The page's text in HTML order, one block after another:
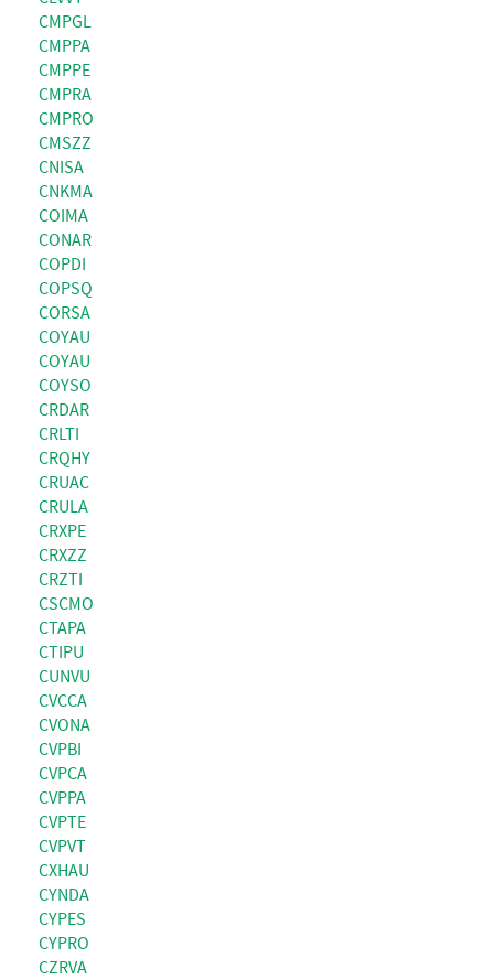
CMPGL
CMPPA
CMPPE
CMPRA
CMPRO
CMSZZ
CNISA
CNKMA
COIMA
CONAR
COPDI
COPSQ
CORSA
COYAU
COYAU
COYSO
CRDAR
CRLTI
CRQHY
CRUAC
CRULA
CRXPE
CRXZZ
CRZTI
CSCMO
CTAPA
CTIPU
CUNVU
CVCCA
CVONA
CVPBI
CVPCA
CVPPA
CVPTE
CVPVT
CXHAU
CYNDA
CYPES
CYPRO
CZRVA